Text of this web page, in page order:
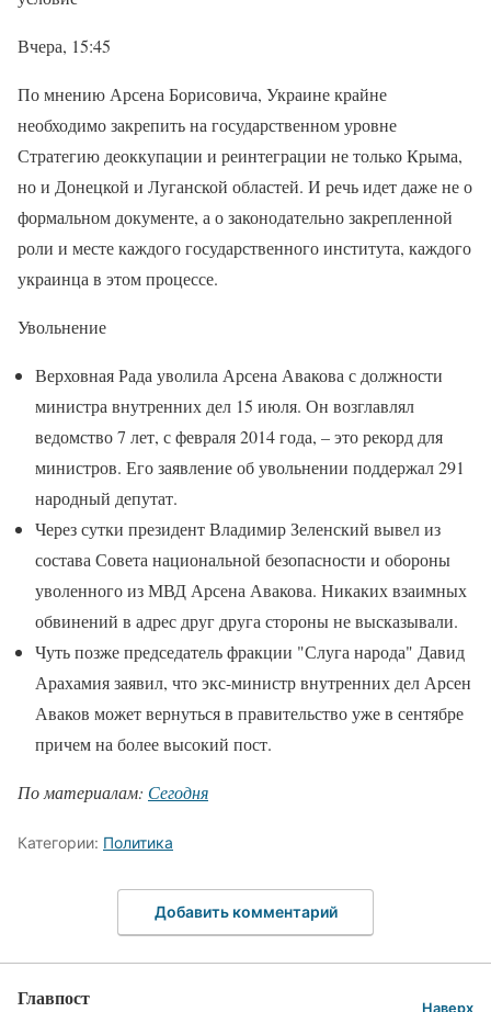
Вчера, 15:45
По мнению Арсена Борисовича, Украине крайне
необходимо закрепить на государственном уровне
Стратегию деоккупации и реинтеграции не только Крыма,
но и Донецкой и Луганской областей. И речь идет даже не о
формальном документе, а о законодательно закрепленной
роли и месте каждого государственного института, каждого
украинца в этом процессе.
Увольнение
Верховная Рада уволила Арсена Авакова с должности
министра внутренних дел 15 июля. Он возглавлял
ведомство 7 лет, с февраля 2014 года, – это рекорд для
министров. Его заявление об увольнении поддержал 291
народный депутат.
Через сутки президент Владимир Зеленский вывел из
состава Совета национальной безопасности и обороны
уволенного из МВД Арсена Авакова. Никаких взаимных
обвинений в адрес друг друга стороны не высказывали.
Чуть позже председатель фракции "Слуга народа" Давид
Арахамия заявил, что экс-министр внутренних дел Арсен
Аваков может вернуться в правительство уже в сентябре
причем на более высокий пост.
По материалам: Сегодня
Категории: Политика
Добавить комментарий
Главпост Наверх